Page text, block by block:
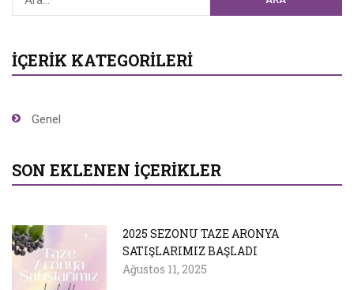
İÇERIK KATEGORILERI
Genel
SON EKLENEN İÇERIKLER
2025 SEZONU TAZE ARONYA
SATIŞLARIMIZ BAŞLADI
Ağustos 11, 2025